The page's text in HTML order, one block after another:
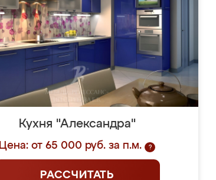
Кухня "Александра"
Цена: от 65 000 руб. за п.м. ?
РАССЧИТАТЬ